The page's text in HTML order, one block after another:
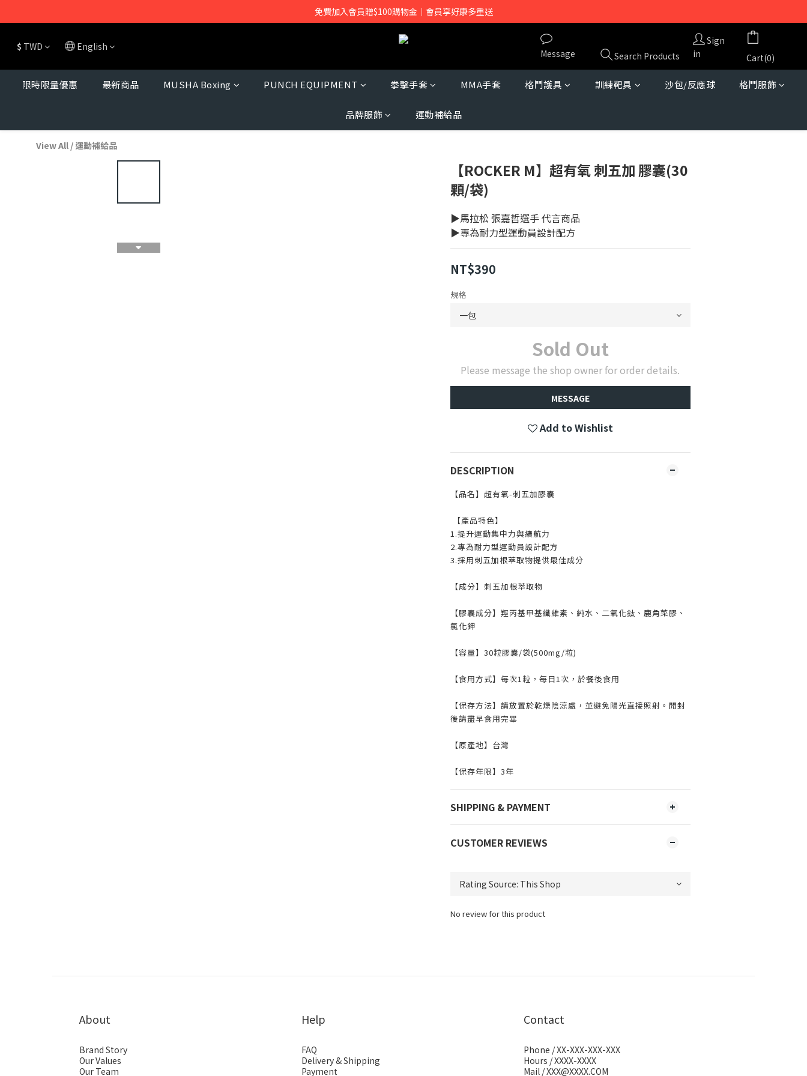
免費加入會員贈$100購物金｜會員享好康多重送
$ TWD English
Message Search Products
Sign
in
Cart(0)
限時限量優惠 最新商品 MUSHA Boxing PUNCH EQUIPMENT 拳擊手套 MMA手套 格鬥護具 訓練靶具 沙包/反應球 格鬥服飾
品牌服飾 運動補給品
View All / 運動補給品
【ROCKER M】超有氧 刺五加 膠囊(30
顆/袋)
▶馬拉松 張嘉哲選手 代言商品
▶專為耐力型運動員設計配方
NT$390
規格
Sold Out
Please message the shop owner for order details.
MESSAGE
Add to Wishlist
DESCRIPTION
【品名】超有氧-刺五加膠囊
【產品特色】
1.提升運動集中力與續航力
2.專為耐力型運動員設計配方
3.採用刺五加根萃取物提供最佳成分
【成分】刺五加根萃取物
【膠囊成分】羥丙基甲基纖維素、純水、二氧化鈦、鹿角菜膠、
氯化鉀
【容量】30粒膠囊/袋(500mg/粒)
【食用方式】每次1粒，每日1次，於餐後食用
【保存方法】請放置於乾燥陰涼處，並避免陽光直接照射。開封
後請盡早食用完畢
【原產地】台灣
【保存年限】3年
SHIPPING & PAYMENT
CUSTOMER REVIEWS
No review for this product
About
Brand Story
Our Values
Our Team
Help
FAQ
Delivery & Shipping
Payment
Contact
Phone / XX-XXX-XXX-XXX
Hours / XXXX-XXXX
Mail / XXX@XXXX.COM